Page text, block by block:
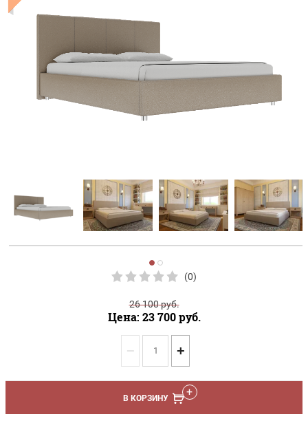
(0)
26 100руб.
Цена: 23 700 руб.
− +
В КОРЗИНУ